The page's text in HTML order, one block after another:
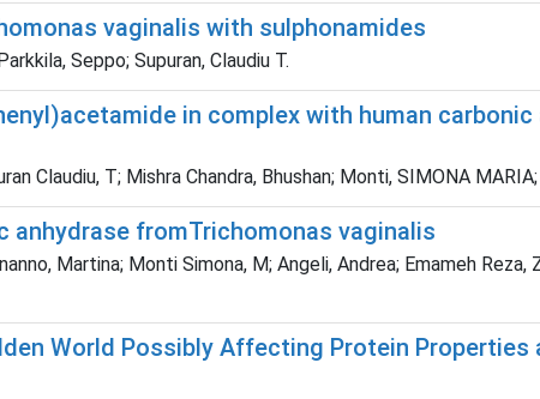
vaginalis with sulphonamides
Seppo; Supuran, Claudiu T.
in complex with human carbonic
Claudiu, T; Mishra Chandra, Bhushan; Monti, SIMONA
fromTrichomonas vaginalis
Martina; Monti Simona, M; Angeli, Andrea; Emameh Reza,
World Possibly Affecting Protein Properties